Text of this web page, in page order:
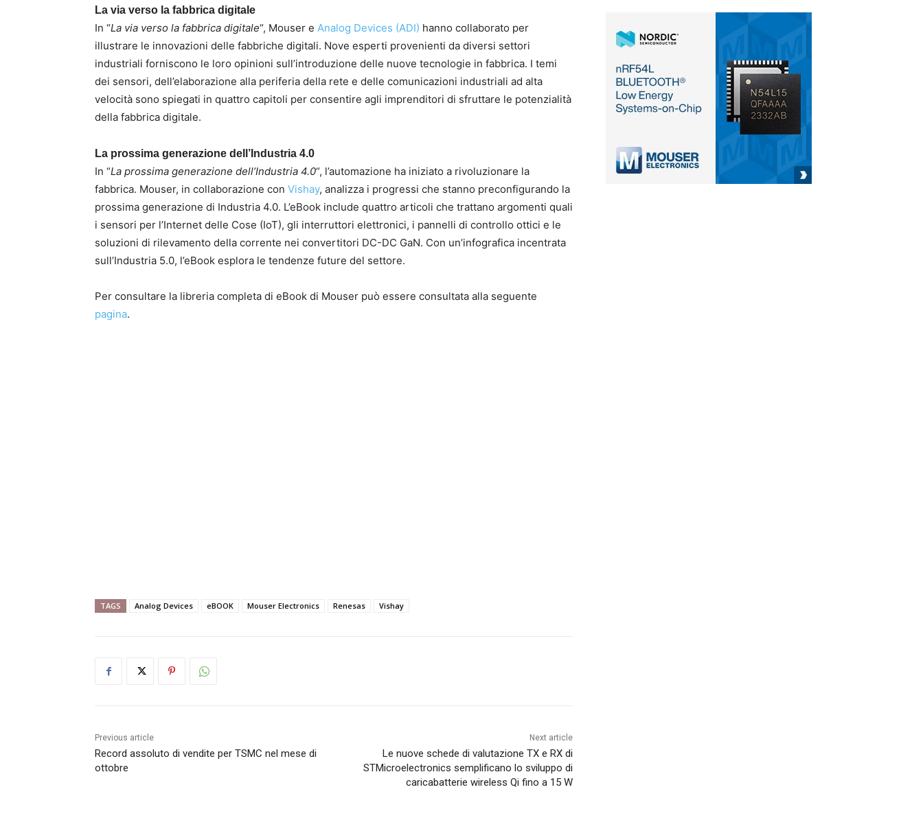
La via verso la fabbrica digitale
In “La via verso la fabbrica digitale“, Mouser e Analog Devices (ADI) hanno collaborato per
illustrare le innovazioni delle fabbriche digitali. Nove esperti provenienti da diversi settori
industriali forniscono le loro opinioni sull’introduzione delle nuove tecnologie in fabbrica. I temi
dei sensori, dell’elaborazione alla periferia della rete e delle comunicazioni industriali ad alta
velocità sono spiegati in quattro capitoli per consentire agli imprenditori di sfruttare le potenzialità
della fabbrica digitale.
La prossima generazione dell’Industria 4.0
In “La prossima generazione dell’Industria 4.0“, l’automazione ha iniziato a rivoluzionare la
fabbrica. Mouser, in collaborazione con Vishay, analizza i progressi che stanno preconfigurando la
prossima generazione di Industria 4.0. L’eBook include quattro articoli che trattano argomenti quali
i sensori per l’Internet delle Cose (IoT), gli interruttori elettronici, i pannelli di controllo ottici e le
soluzioni di rilevamento della corrente nei convertitori DC-DC GaN. Con un’infografica incentrata
sull’Industria 5.0, l’eBook esplora le tendenze future del settore.
Per consultare la libreria completa di eBook di Mouser può essere consultata alla seguente
pagina.
TAGS Analog Devices eBOOK Mouser Electronics Renesas Vishay
Previous article
Record assoluto di vendite per TSMC nel mese di
ottobre
Next article
Le nuove schede di valutazione TX e RX di
STMicroelectronics semplificano lo sviluppo di
caricabatterie wireless Qi fino a 15 W